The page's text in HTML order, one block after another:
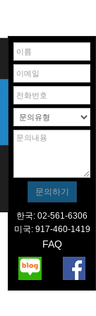
한국: 02-561-6306
미국: 917-460-1419
FAQ